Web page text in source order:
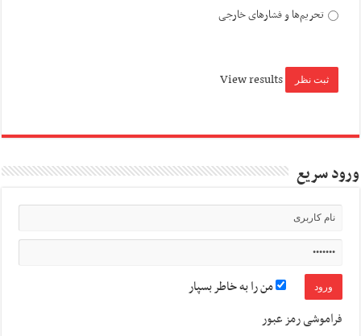
تحریم‌ها و فشارهای خارجی
View results
ورود سریع
من را به خاطر بسپار
فراموشی رمز عبور